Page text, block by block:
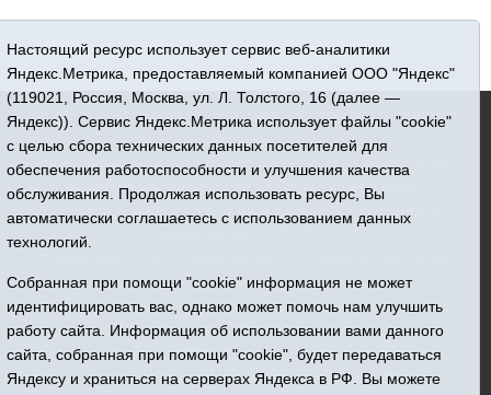
16+ © 2015-2026 Сетевое издание «Новости Юргинского
Регистрационный номер СМИ ЭЛ № ФС 77 - 66052 выдан
Федеральной службой по надзору в сфере связи,
«Призыв»
Все права защищены © При использовании материалов
ссылка обязательна
Адрес редакции: 627250, Тюменская область, Юргинский
район, с. Юргинское, ул. Центральная, 49
Настоящий ресурс использует сервис веб-аналитики
Яндекс.Метрика, предоставляемый компанией ООО "Яндекс"
(119021, Россия, Москва, ул. Л. Толстого, 16 (далее —
Яндекс)). Сервис Яндекс.Метрика использует файлы "cookie"
с целью сбора технических данных посетителей для
обеспечения работоспособности и улучшения качества
обслуживания. Продолжая использовать ресурс, Вы
автоматически соглашаетесь с использованием данных
технологий.
Собранная при помощи "cookie" информация не может
идентифицировать вас, однако может помочь нам улучшить
работу сайта. Информация об использовании вами данного
сайта, собранная при помощи "cookie", будет передаваться
Яндексу и храниться на серверах Яндекса в РФ. Вы можете